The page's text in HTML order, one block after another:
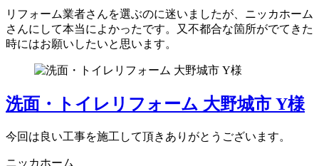
リフォーム業者さんを選ぶのに迷いましたが、ニッカホーム
さんにして本当によかったです。又不都合な箇所がでてきた
時にはお願いしたいと思います。
洗面・トイレリフォーム 大野城市 Y様
今回は良い工事を施工して頂きありがとうございます。
ニッカホーム